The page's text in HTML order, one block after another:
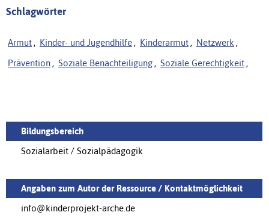
Schlagwörter
Armut , Kinder- und Jugendhilfe , Kinderarmut , Netzwerk ,
Prävention , Soziale Benachteiligung , Soziale Gerechtigkeit ,
Bildungsbereich
Sozialarbeit / Sozialpädagogik
Angaben zum Autor der Ressource / Kontaktmöglichkeit
info@kinderprojekt-arche.de